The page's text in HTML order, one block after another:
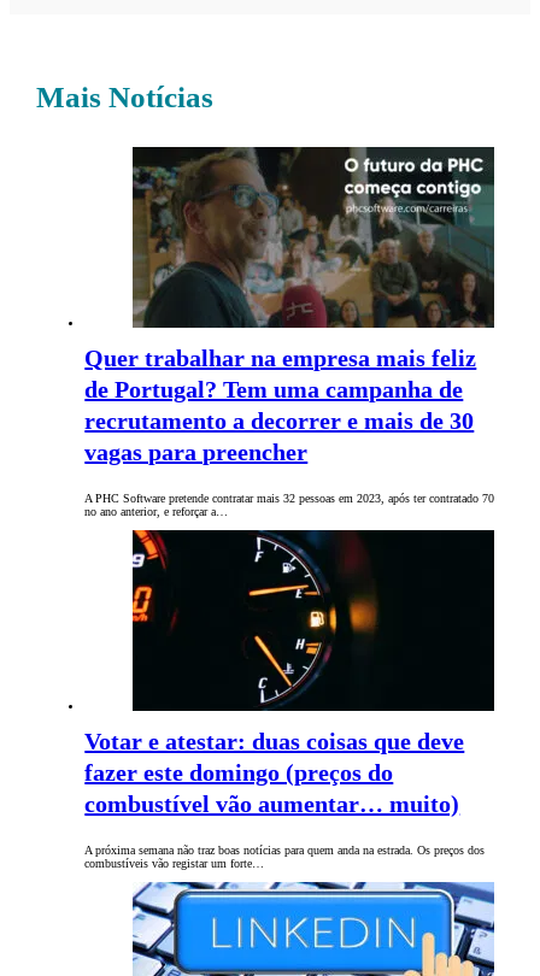
Mais Notícias
Quer trabalhar na empresa mais feliz
de Portugal? Tem uma campanha de
recrutamento a decorrer e mais de 30
vagas para preencher
A PHC Software pretende contratar mais 32 pessoas em 2023, após ter contratado 70
no ano anterior, e reforçar a…
Votar e atestar: duas coisas que deve
fazer este domingo (preços do
combustível vão aumentar… muito)
A próxima semana não traz boas notícias para quem anda na estrada. Os preços dos
combustíveis vão registar um forte…